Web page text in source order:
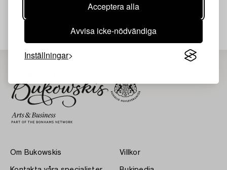
Acceptera alla
Avvisa icke-nödvändiga
Inställningar
Om Bukowskis Villkor